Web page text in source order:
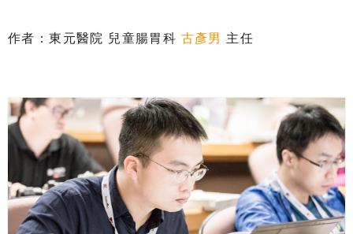
作者：東元醫院 兒童腸胃科 古彥男 主任